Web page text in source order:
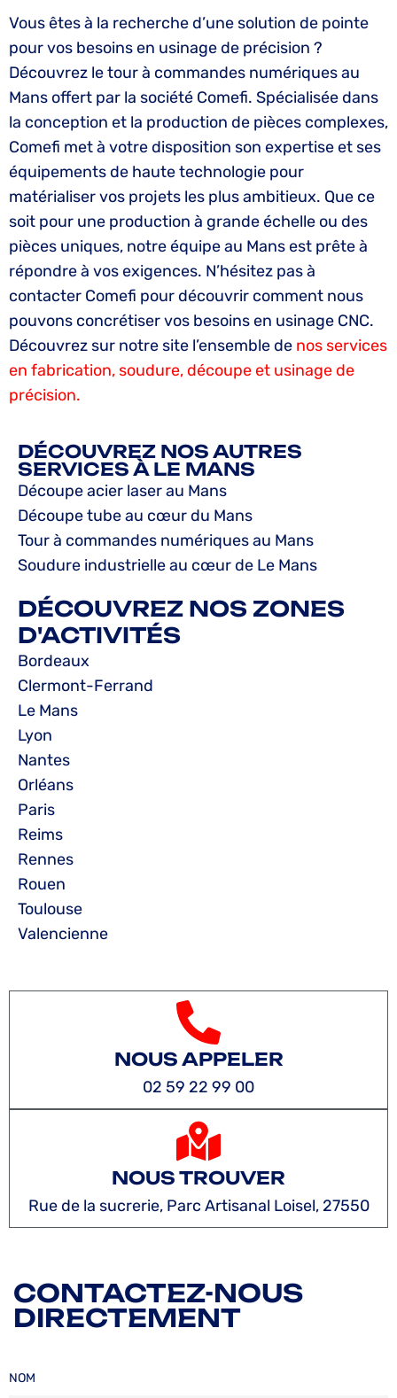
Vous êtes à la recherche d’une solution de pointe
pour vos besoins en usinage de précision ?
Découvrez le tour à commandes numériques au
Mans offert par la société Comefi. Spécialisée dans
la conception et la production de pièces complexes,
Comefi met à votre disposition son expertise et ses
équipements de haute technologie pour
matérialiser vos projets les plus ambitieux. Que ce
soit pour une production à grande échelle ou des
pièces uniques, notre équipe au Mans est prête à
répondre à vos exigences. N’hésitez pas à
contacter Comefi pour découvrir comment nous
pouvons concrétiser vos besoins en usinage CNC.
Découvrez sur notre site l’ensemble de nos services
en fabrication, soudure, découpe et usinage de
précision.
DÉCOUVREZ NOS AUTRES
SERVICES À LE MANS
Découpe acier laser au Mans
Découpe tube au cœur du Mans
Tour à commandes numériques au Mans
Soudure industrielle au cœur de Le Mans
DÉCOUVREZ NOS ZONES
D'ACTIVITÉS
Bordeaux
Clermont-Ferrand
Le Mans
Lyon
Nantes
Orléans
Paris
Reims
Rennes
Rouen
Toulouse
Valencienne
NOUS APPELER
02 59 22 99 00
NOUS TROUVER
Rue de la sucrerie, Parc Artisanal Loisel, 27550
CONTACTEZ-NOUS
DIRECTEMENT
NOM